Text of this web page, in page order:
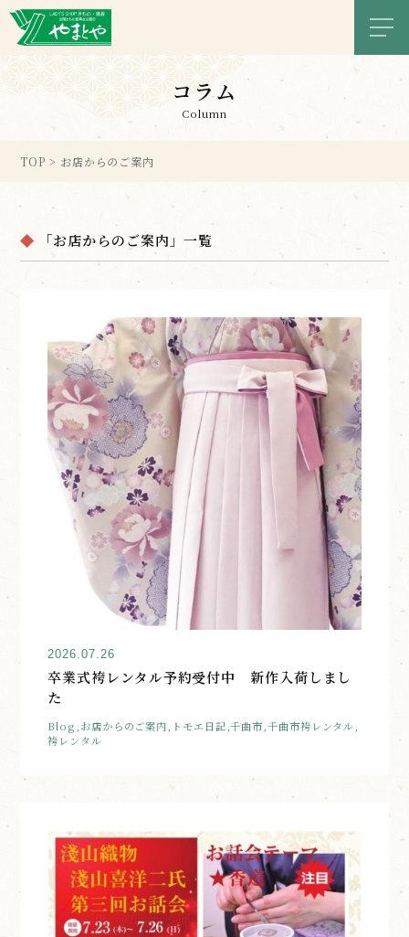
メ
コラム
Column
TOP > お店からのご案内
「お店からのご案内」一覧
2026.07.26
卒業式袴レンタル予約受付中 新作入荷しまし
た
Blog,お店からのご案内,トモエ日記,千曲市,千曲市袴レンタル,
袴レンタル